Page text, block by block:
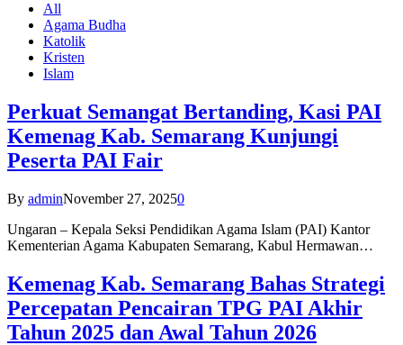
All
Agama Budha
Katolik
Kristen
Islam
Perkuat Semangat Bertanding, Kasi PAI
Kemenag Kab. Semarang Kunjungi
Peserta PAI Fair
By adminNovember 27, 20250
Ungaran – Kepala Seksi Pendidikan Agama Islam (PAI) Kantor
Kementerian Agama Kabupaten Semarang, Kabul Hermawan…
Kemenag Kab. Semarang Bahas Strategi
Percepatan Pencairan TPG PAI Akhir
Tahun 2025 dan Awal Tahun 2026